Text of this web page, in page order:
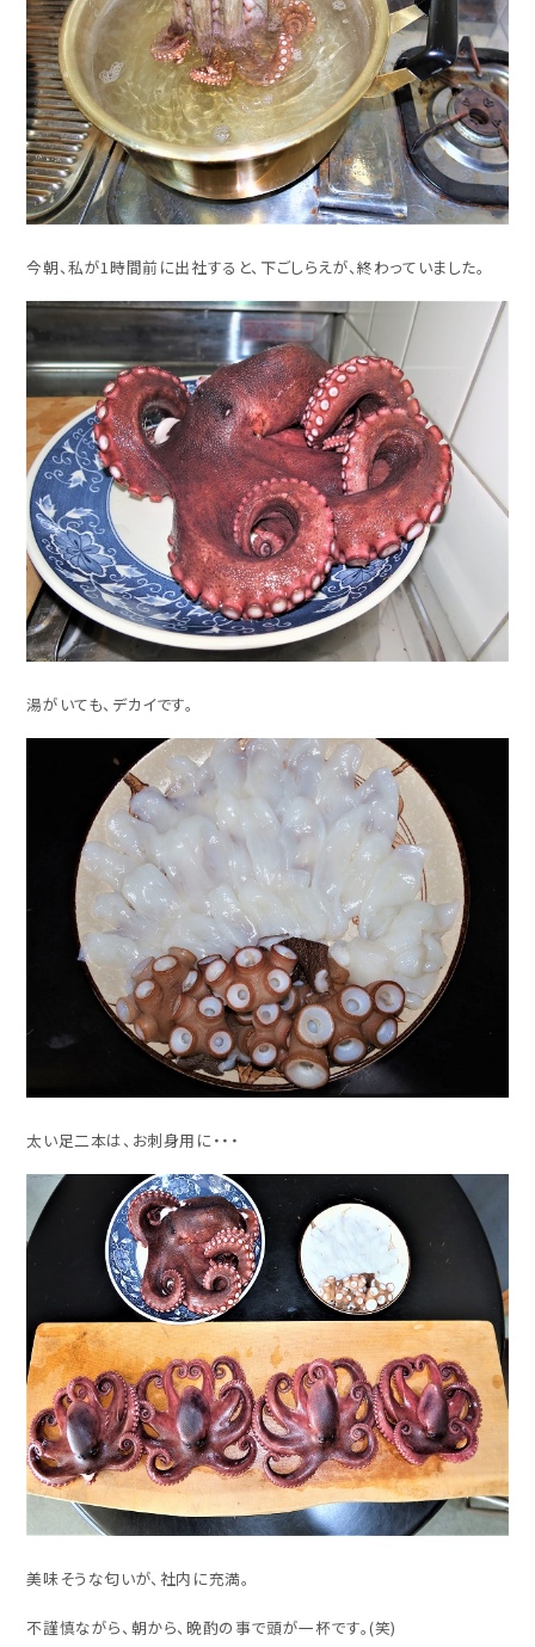
今朝、私が1時間前に出社すると、下ごしらえが、終わっていました。
湯がいても、デカイです。
太い足二本は、お刺身用に・・・
美味そうな匂いが、社内に充満。
不謹慎ながら、朝から、晩酌の事で頭が一杯です。(笑)